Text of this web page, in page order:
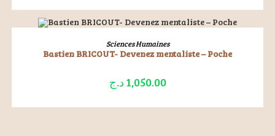
LIRE LA SUITE
Sciences Humaines
Bastien BRICOUT- Devenez mentaliste – Poche
1,050.00 د.ج